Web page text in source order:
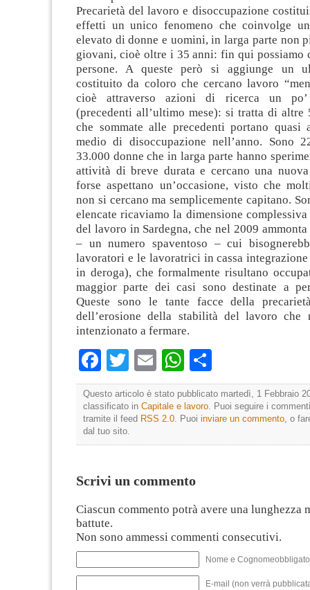
Precarietà del lavoro e disoccupazione
effetti un unico fenomeno che coinvolge
elevato di donne e uomini, in larga parte non
giovani, cioè oltre i 35 anni: fin qui possiamo
persone. A queste però si aggiunge un
costituito da coloro che cercano lavoro
cioè attraverso azioni di ricerca un
(precedenti all’ultimo mese): si tratta di altre
che sommate alle precedenti portano
medio di disoccupazione nell’anno. Sono
33.000 donne che in larga parte hanno
attività di breve durata e cercano una
forse aspettano un’occasione, visto che
non si cercano ma semplicemente capitano.
elencate ricaviamo la dimensione
del lavoro in Sardegna, che nel 2009
– un numero spaventoso – cui
lavoratori e le lavoratrici in cassa
in deroga), che formalmente risultano
maggior parte dei casi sono destinate a
Queste sono le tante facce della
dell’erosione della stabilità del lavoro che
intenzionato a fermare.
Facebook
TwitterEmailWhatsApp
Questo articolo è stato pubblicato martedì, 1 Febbraio
classificato in Capitale e lavoro. Puoi seguire i
tramite il feed RSS 2.0. Puoi inviare un commento, o
dal tuo sito.
Scrivi un commento
Ciascun commento potrà avere una lunghezza
battute.
Non sono ammessi commenti consecutivi.
Nome e
E-mail (non verrà